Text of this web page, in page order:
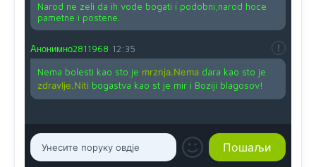
Narod ne zeli da ih vode bogati i podobni,narod hoce
pametne i postene.
Анонимно2811968 12:35
Nema bolesti kao sto je mrznja.Nemadara kao sto je
zdravlje.Niti bogastva kao st je mir i Boziji blagosov!